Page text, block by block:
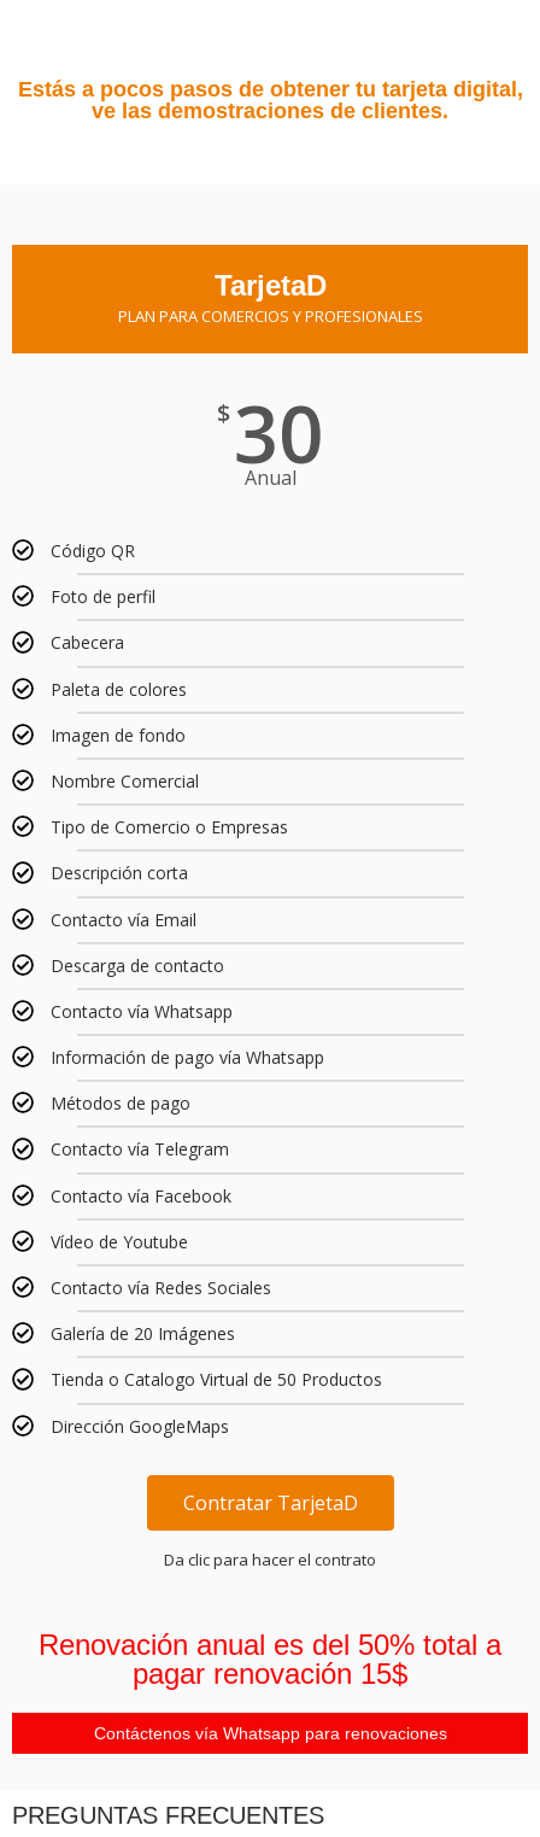
Estás a pocos pasos de obtener tu tarjeta digital,
ve las demostraciones de clientes.
TarjetaD
PLAN PARA COMERCIOS Y PROFESIONALES
$30
Anual
Código QR
Foto de perfil
Cabecera
Paleta de colores
Imagen de fondo
Nombre Comercial
Tipo de Comercio o Empresas
Descripción corta
Contacto vía Email
Descarga de contacto
Contacto vía Whatsapp
Información de pago vía Whatsapp
Métodos de pago
Contacto vía Telegram
Contacto vía Facebook
Vídeo de Youtube
Contacto vía Redes Sociales
Galería de 20 Imágenes
Tienda o Catalogo Virtual de 50 Productos
Dirección GoogleMaps
Contratar TarjetaD
Da clic para hacer el contrato
Renovación anual es del 50% total a
pagar renovación 15$
Contáctenos vía Whatsapp para renovaciones
PREGUNTAS FRECUENTES